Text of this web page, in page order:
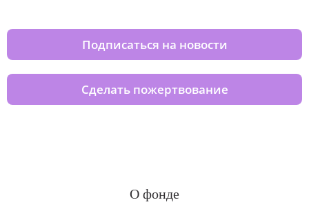
Подписаться на новости
Сделать пожертвование
О фонде